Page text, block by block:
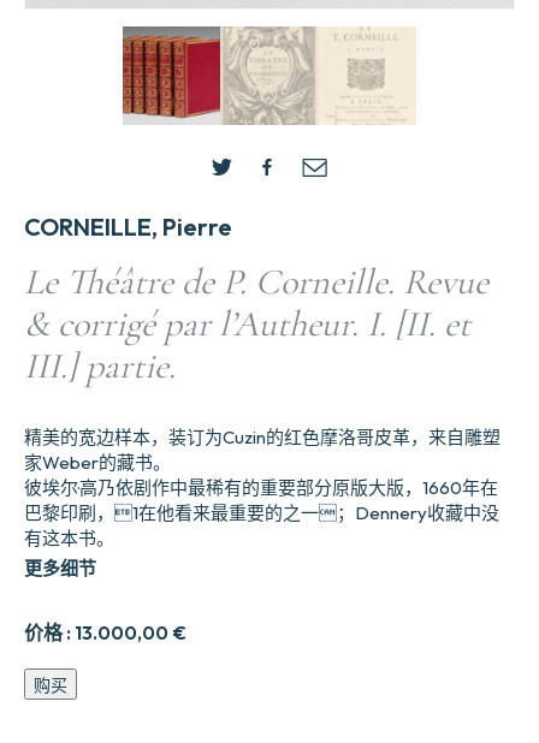
CORNEILLE, Pierre
Le Théâtre de P. Corneille. Revue
& corrigé par l’Autheur. I. [II. et
III.] partie.
价格 : 13.000,00 €
精美的宽边样本，装订为Cuzin的红色摩洛哥皮革，来自雕塑
家Weber的藏书。
彼埃尔·高乃依剧作中最稀有的重要部分原版大版，1660年在
巴黎印刷，1在他看来最重要的之一；Dennery收藏中没
有这本书。
更多细节
Le
Théâtre
购买